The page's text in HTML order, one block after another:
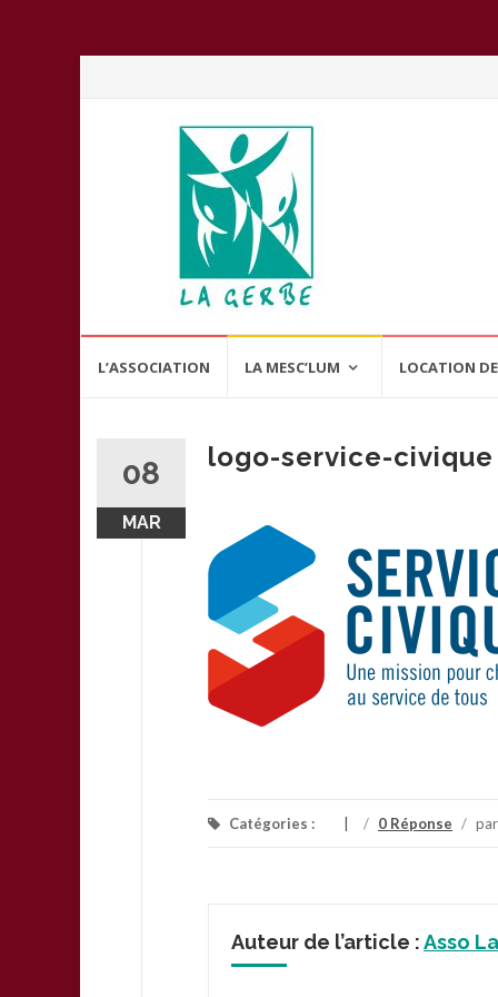
L’ASSOCIATION LA MESC’LUM LOCATION
08
MAR
logo-service-civique
Catégories : / 0 Réponse / par
Auteur de l’article :Asso